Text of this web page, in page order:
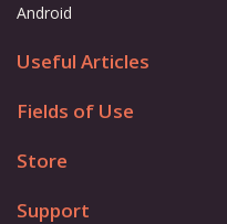
Android
Useful Articles
Fields of Use
Store
Support